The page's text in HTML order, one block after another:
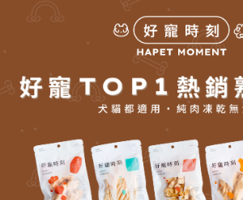
【規格】
■ 共三色：白色、粉色、天藍色
■ 材質：PP聚丙烯
■ 尺寸(長*寬*高)：
【貓砂盆】65*47*34 cm
【弧形貓鏟】42*25*6.4 cm
■ 產地：韓國